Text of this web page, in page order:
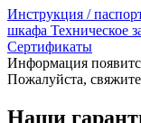
Инструкция /
шкафа
Сертификаты
Информация
Пожалуйста,
Наши